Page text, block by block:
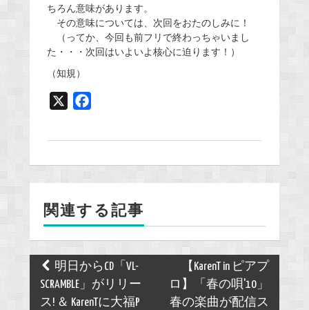
ちろん意味があります。
その意味については、次回をおたのしみに！
（ってか、今回も前フリで終わっちゃいまし
た・・・次回はいよいよ核心に迫ります！）
（知規）
b
o
k
関連する記事
Post
navigation
明日からCD「VL-
SCRAMBLE」がリリー
ス! ＆ KarenTに大福P
【KarenT in ピアプ
ロ】「春の唄'10」
春の楽曲が配信ス